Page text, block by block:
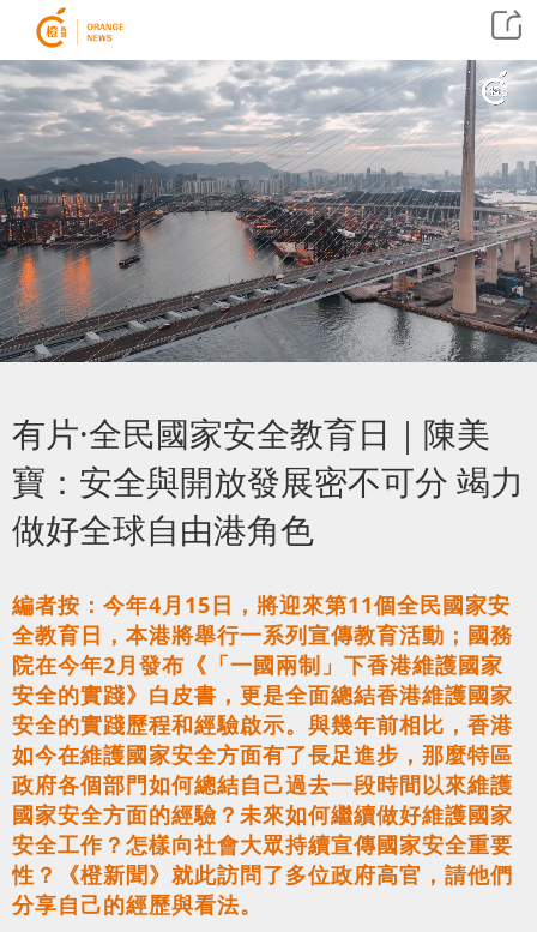
有片·全民國家安全教育日｜陳美
寶：安全與開放發展密不可分 竭力
做好全球自由港角色
編者按：今年4月15日，將迎來第11個全民國家安
全教育日，本港將舉行一系列宣傳教育活動；國務
院在今年2月發布《「一國兩制」下香港維護國家
安全的實踐》白皮書，更是全面總結香港維護國家
安全的實踐歷程和經驗啟示。與幾年前相比，香港
如今在維護國家安全方面有了長足進步，那麼特區
政府各個部門如何總結自己過去一段時間以來維護
國家安全方面的經驗？未來如何繼續做好維護國家
安全工作？怎樣向社會大眾持續宣傳國家安全重要
性？《橙新聞》就此訪問了多位政府高官，請他們
分享自己的經歷與看法。